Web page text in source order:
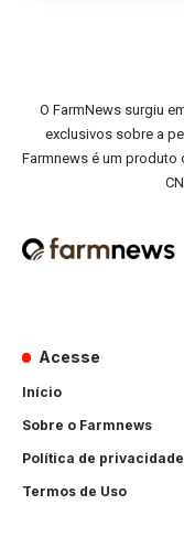
O FarmNews surgiu
exclusivos sobre a
Farmnews é um produto
Acesse
Início
Sobre o Farmnews
Política de privacidade
Termos de Uso